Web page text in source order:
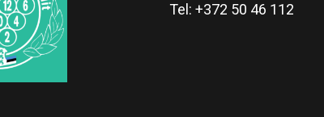
Tel: +372 50 46 112